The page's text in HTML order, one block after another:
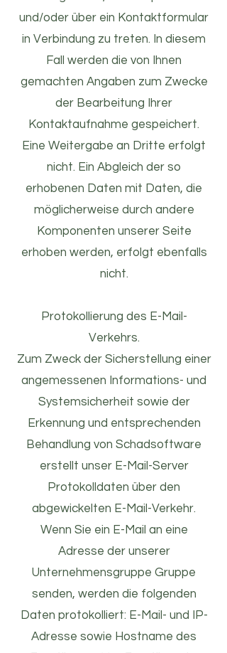
und/oder über ein Kontaktformular
in Verbindung zu treten. In diesem
Fall werden die von Ihnen
gemachten Angaben zum Zwecke
der Bearbeitung Ihrer
Kontaktaufnahme gespeichert.
Eine Weitergabe an Dritte erfolgt
nicht. Ein Abgleich der so
erhobenen Daten mit Daten, die
möglicherweise durch andere
Komponenten unserer Seite
erhoben werden, erfolgt ebenfalls
nicht.
Protokollierung des E-Mail-
Verkehrs.
Zum Zweck der Sicherstellung einer
angemessenen Informations- und
Systemsicherheit sowie der
Erkennung und entsprechenden
Behandlung von Schadsoftware
erstellt unser E-Mail-Server
Protokolldaten über den
abgewickelten E-Mail-Verkehr.
Wenn Sie ein E-Mail an eine
Adresse der unserer
Unternehmensgruppe Gruppe
senden, werden die folgenden
Daten protokolliert: E-Mail- und IP-
Adresse sowie Hostname des